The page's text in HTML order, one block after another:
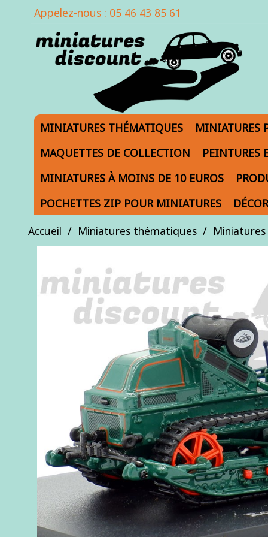
Appelez-nous : 05 46 43 85 61
MINIATURES THÉMATIQUES
MINIATURES
MAQUETTES DE COLLECTION
PEINTURES
MINIATURES À MOINS DE 10 EUROS
POCHETTES ZIP POUR MINIATURES
Accueil
Miniatures thématiques